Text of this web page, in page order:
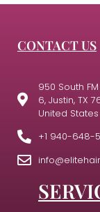
CONTACT US
950 South
6, Justin, TX
United States
+1 940-648-